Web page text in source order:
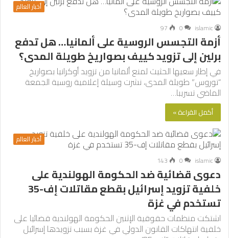
أخبار العالم
islamic
0
97
أزمة التجسس الروسية على ألمانيا… هل تدفع
برلين إلى تزويد كييف بصواريخ طويلة المدى؟
في إطار سعيها الحثيث لمنع ألمانيا من تزويد أوكرانيا بصواريخ
“توروس” طويلة المدى، نشرت وسيلة إعلامية روسية الجمعة
الماضي تسريبا…
أكمل القراءة »
أخبار العالم
islamic
0
143
دعوى قضائية ضد الحكومة الهولندية على
خلفية تزويد إسرائيل بقطع مقاتلات إف-35
تستخدم في غزة
اشتكت منظمات حقوقية الإثنين الحكومة الهولندية قضائيا على
خلفية انتهاكات القانون الدولي في غزة بسبب تزويدها إسرائيل